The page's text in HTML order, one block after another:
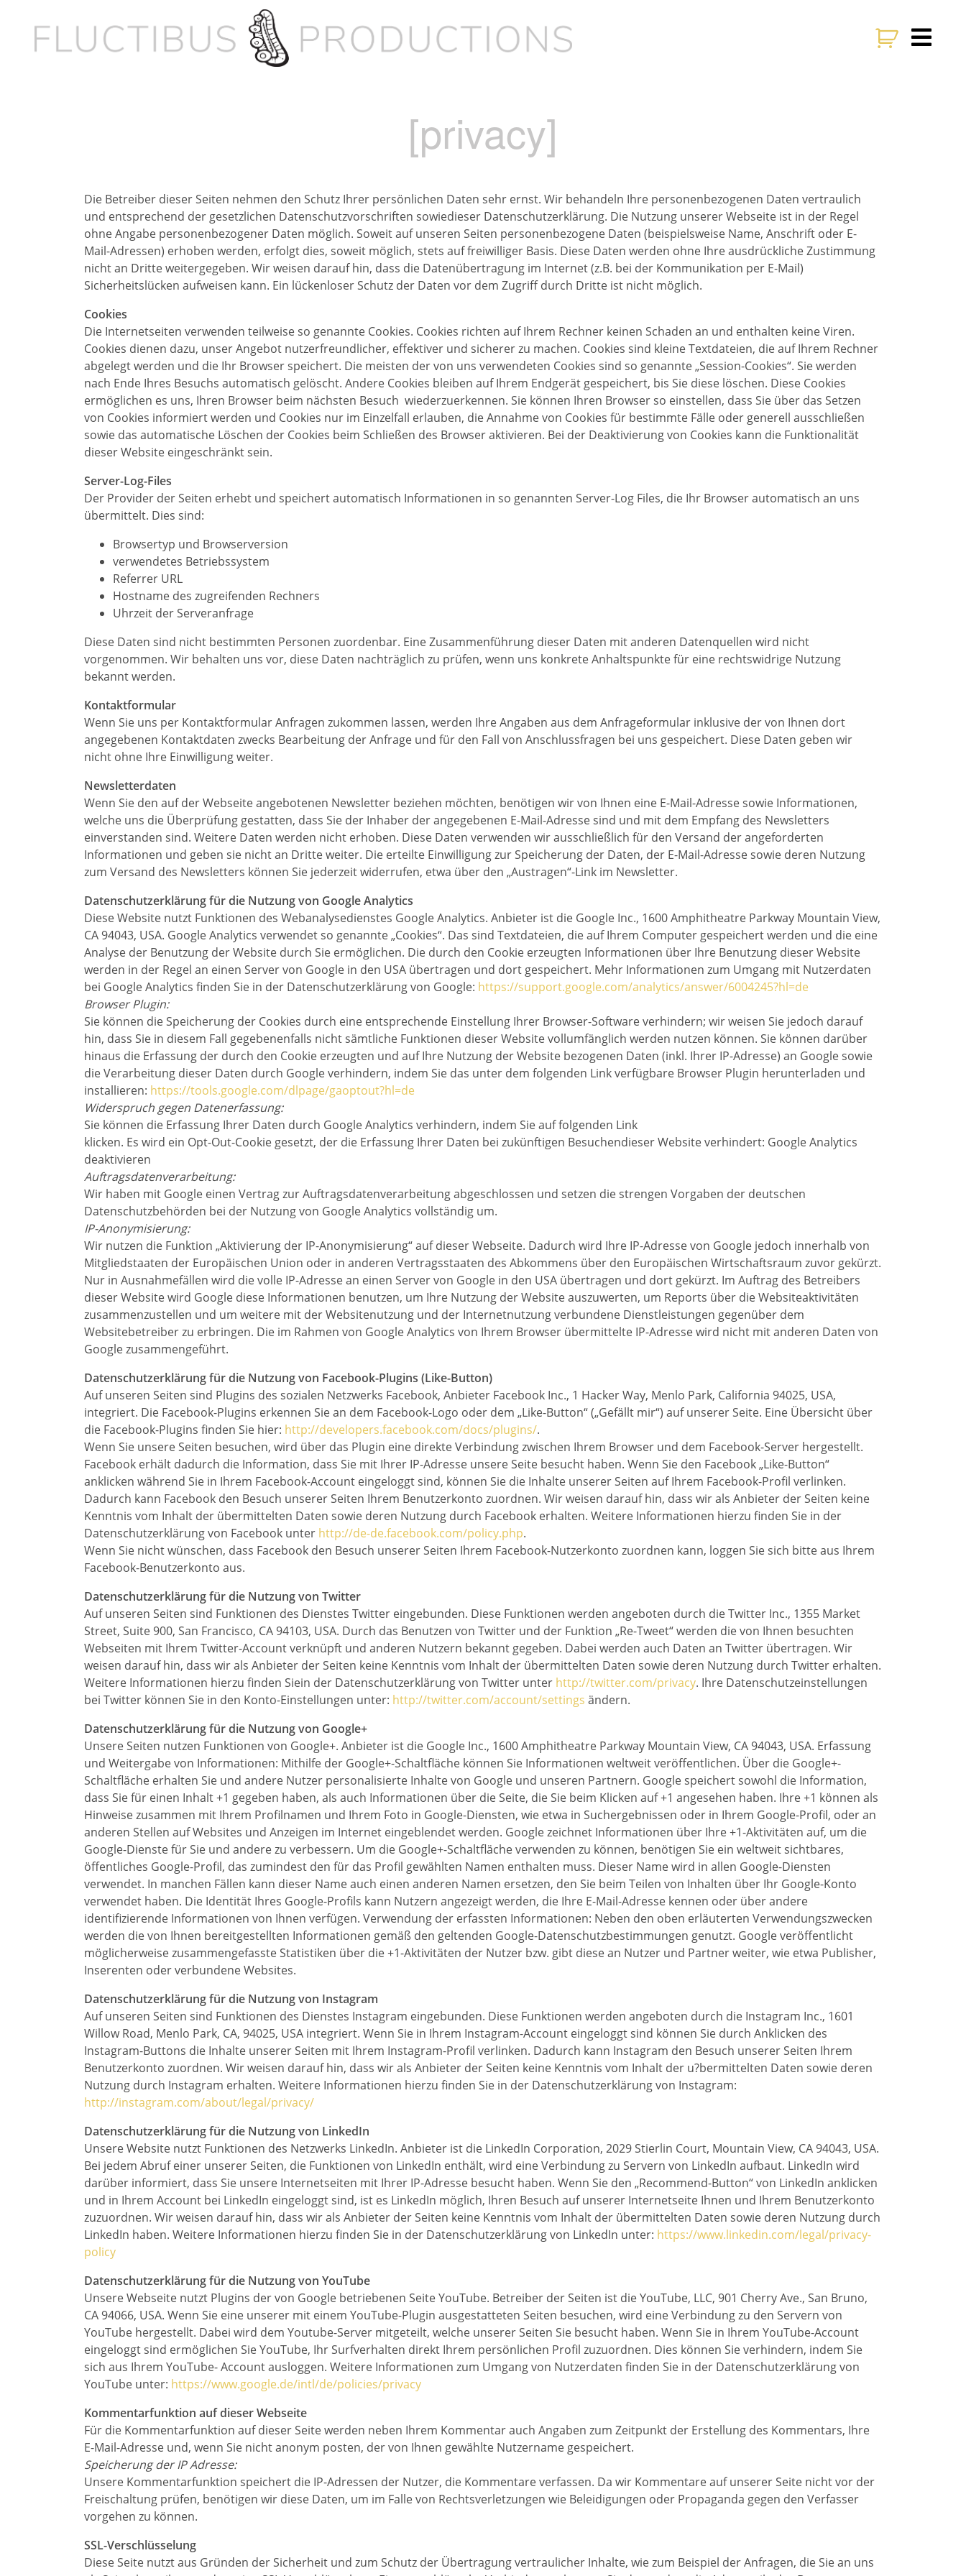
[privacy]
Die Betreiber dieser Seiten nehmen den Schutz Ihrer persönlichen Daten sehr ernst. Wir behandeln Ihre personenbezogenen Daten vertraulich
und entsprechend der gesetzlichen Datenschutzvorschriften sowiedieser Datenschutzerklärung. Die Nutzung unserer Webseite ist in der Regel
ohne Angabe personenbezogener Daten möglich. Soweit auf unseren Seiten personenbezogene Daten (beispielsweise Name, Anschrift oder E-
Mail-Adressen) erhoben werden, erfolgt dies, soweit möglich, stets auf freiwilliger Basis. Diese Daten werden ohne Ihre ausdrückliche Zustimmung
nicht an Dritte weitergegeben. Wir weisen darauf hin, dass die Datenübertragung im Internet (z.B. bei der Kommunikation per E-Mail)
Sicherheitslücken aufweisen kann. Ein lückenloser Schutz der Daten vor dem Zugriff durch Dritte ist nicht möglich.
Cookies
Die Internetseiten verwenden teilweise so genannte Cookies. Cookies richten auf Ihrem Rechner keinen Schaden an und enthalten keine Viren.
Cookies dienen dazu, unser Angebot nutzerfreundlicher, effektiver und sicherer zu machen. Cookies sind kleine Textdateien, die auf Ihrem Rechner
abgelegt werden und die Ihr Browser speichert. Die meisten der von uns verwendeten Cookies sind so genannte „Session-Cookies“. Sie werden
nach Ende Ihres Besuchs automatisch gelöscht. Andere Cookies bleiben auf Ihrem Endgerät gespeichert, bis Sie diese löschen. Diese Cookies
ermöglichen es uns, Ihren Browser beim nächsten Besuch wiederzuerkennen. Sie können Ihren Browser so einstellen, dass Sie über das Setzen
von Cookies informiert werden und Cookies nur im Einzelfall erlauben, die Annahme von Cookies für bestimmte Fälle oder generell ausschließen
sowie das automatische Löschen der Cookies beim Schließen des Browser aktivieren. Bei der Deaktivierung von Cookies kann die Funktionalität
dieser Website eingeschränkt sein.
Server-Log-Files
Der Provider der Seiten erhebt und speichert automatisch Informationen in so genannten Server-Log Files, die Ihr Browser automatisch an uns
übermittelt. Dies sind:
Browsertyp und Browserversion
verwendetes Betriebssystem
Referrer URL
Hostname des zugreifenden Rechners
Uhrzeit der Serveranfrage
Diese Daten sind nicht bestimmten Personen zuordenbar. Eine Zusammenführung dieser Daten mit anderen Datenquellen wird nicht
vorgenommen. Wir behalten uns vor, diese Daten nachträglich zu prüfen, wenn uns konkrete Anhaltspunkte für eine rechtswidrige Nutzung
bekannt werden.
Kontaktformular
Wenn Sie uns per Kontaktformular Anfragen zukommen lassen, werden Ihre Angaben aus dem Anfrageformular inklusive der von Ihnen dort
angegebenen Kontaktdaten zwecks Bearbeitung der Anfrage und für den Fall von Anschlussfragen bei uns gespeichert. Diese Daten geben wir
nicht ohne Ihre Einwilligung weiter.
Newsletterdaten
Wenn Sie den auf der Webseite angebotenen Newsletter beziehen möchten, benötigen wir von Ihnen eine E-Mail-Adresse sowie Informationen,
welche uns die Überprüfung gestatten, dass Sie der Inhaber der angegebenen E-Mail-Adresse sind und mit dem Empfang des Newsletters
einverstanden sind. Weitere Daten werden nicht erhoben. Diese Daten verwenden wir ausschließlich für den Versand der angeforderten
Informationen und geben sie nicht an Dritte weiter. Die erteilte Einwilligung zur Speicherung der Daten, der E-Mail-Adresse sowie deren Nutzung
zum Versand des Newsletters können Sie jederzeit widerrufen, etwa über den „Austragen“-Link im Newsletter.
Datenschutzerklärung für die Nutzung von Google Analytics
Diese Website nutzt Funktionen des Webanalysedienstes Google Analytics. Anbieter ist die Google Inc., 1600 Amphitheatre Parkway Mountain View,
CA 94043, USA. Google Analytics verwendet so genannte „Cookies“. Das sind Textdateien, die auf Ihrem Computer gespeichert werden und die eine
Analyse der Benutzung der Website durch Sie ermöglichen. Die durch den Cookie erzeugten Informationen über Ihre Benutzung dieser Website
werden in der Regel an einen Server von Google in den USA übertragen und dort gespeichert. Mehr Informationen zum Umgang mit Nutzerdaten
bei Google Analytics finden Sie in der Datenschutzerklärung von Google: https://support.google.com/analytics/answer/6004245?hl=de
Browser Plugin:
Sie können die Speicherung der Cookies durch eine entsprechende Einstellung Ihrer Browser-Software verhindern; wir weisen Sie jedoch darauf
hin, dass Sie in diesem Fall gegebenenfalls nicht sämtliche Funktionen dieser Website vollumfänglich werden nutzen können. Sie können darüber
hinaus die Erfassung der durch den Cookie erzeugten und auf Ihre Nutzung der Website bezogenen Daten (inkl. Ihrer IP-Adresse) an Google sowie
die Verarbeitung dieser Daten durch Google verhindern, indem Sie das unter dem folgenden Link verfügbare Browser Plugin herunterladen und
installieren: https://tools.google.com/dlpage/gaoptout?hl=de
Widerspruch gegen Datenerfassung:
Sie können die Erfassung Ihrer Daten durch Google Analytics verhindern, indem Sie auf folgenden Link
klicken. Es wird ein Opt-Out-Cookie gesetzt, der die Erfassung Ihrer Daten bei zukünftigen Besuchendieser Website verhindert: Google Analytics
deaktivieren
Auftragsdatenverarbeitung:
Wir haben mit Google einen Vertrag zur Auftragsdatenverarbeitung abgeschlossen und setzen die strengen Vorgaben der deutschen
Datenschutzbehörden bei der Nutzung von Google Analytics vollständig um.
IP-Anonymisierung:
Wir nutzen die Funktion „Aktivierung der IP-Anonymisierung“ auf dieser Webseite. Dadurch wird Ihre IP-Adresse von Google jedoch innerhalb von
Mitgliedstaaten der Europäischen Union oder in anderen Vertragsstaaten des Abkommens über den Europäischen Wirtschaftsraum zuvor gekürzt.
Nur in Ausnahmefällen wird die volle IP-Adresse an einen Server von Google in den USA übertragen und dort gekürzt. Im Auftrag des Betreibers
dieser Website wird Google diese Informationen benutzen, um Ihre Nutzung der Website auszuwerten, um Reports über die Websiteaktivitäten
zusammenzustellen und um weitere mit der Websitenutzung und der Internetnutzung verbundene Dienstleistungen gegenüber dem
Websitebetreiber zu erbringen. Die im Rahmen von Google Analytics von Ihrem Browser übermittelte IP-Adresse wird nicht mit anderen Daten von
Google zusammengeführt.
Datenschutzerklärung für die Nutzung von Facebook-Plugins (Like-Button)
Auf unseren Seiten sind Plugins des sozialen Netzwerks Facebook, Anbieter Facebook Inc., 1 Hacker Way, Menlo Park, California 94025, USA,
integriert. Die Facebook-Plugins erkennen Sie an dem Facebook-Logo oder dem „Like-Button“ („Gefällt mir“) auf unserer Seite. Eine Übersicht über
die Facebook-Plugins finden Sie hier: http://developers.facebook.com/docs/plugins/.
Wenn Sie unsere Seiten besuchen, wird über das Plugin eine direkte Verbindung zwischen Ihrem Browser und dem Facebook-Server hergestellt.
Facebook erhält dadurch die Information, dass Sie mit Ihrer IP-Adresse unsere Seite besucht haben. Wenn Sie den Facebook „Like-Button“
anklicken während Sie in Ihrem Facebook-Account eingeloggt sind, können Sie die Inhalte unserer Seiten auf Ihrem Facebook-Profil verlinken.
Dadurch kann Facebook den Besuch unserer Seiten Ihrem Benutzerkonto zuordnen. Wir weisen darauf hin, dass wir als Anbieter der Seiten keine
Kenntnis vom Inhalt der übermittelten Daten sowie deren Nutzung durch Facebook erhalten. Weitere Informationen hierzu finden Sie in der
Datenschutzerklärung von Facebook unter http://de-de.facebook.com/policy.php.
Wenn Sie nicht wünschen, dass Facebook den Besuch unserer Seiten Ihrem Facebook-Nutzerkonto zuordnen kann, loggen Sie sich bitte aus Ihrem
Facebook-Benutzerkonto aus.
Datenschutzerklärung für die Nutzung von Twitter
Auf unseren Seiten sind Funktionen des Dienstes Twitter eingebunden. Diese Funktionen werden angeboten durch die Twitter Inc., 1355 Market
Street, Suite 900, San Francisco, CA 94103, USA. Durch das Benutzen von Twitter und der Funktion „Re-Tweet“ werden die von Ihnen besuchten
Webseiten mit Ihrem Twitter-Account verknüpft und anderen Nutzern bekannt gegeben. Dabei werden auch Daten an Twitter übertragen. Wir
weisen darauf hin, dass wir als Anbieter der Seiten keine Kenntnis vom Inhalt der übermittelten Daten sowie deren Nutzung durch Twitter erhalten.
Weitere Informationen hierzu finden Siein der Datenschutzerklärung von Twitter unter http://twitter.com/privacy. Ihre Datenschutzeinstellungen
bei Twitter können Sie in den Konto-Einstellungen unter: http://twitter.com/account/settings ändern.
Datenschutzerklärung für die Nutzung von Google+
Unsere Seiten nutzen Funktionen von Google+. Anbieter ist die Google Inc., 1600 Amphitheatre Parkway Mountain View, CA 94043, USA. Erfassung
und Weitergabe von Informationen: Mithilfe der Google+-Schaltfläche können Sie Informationen weltweit veröffentlichen. Über die Google+-
Schaltfläche erhalten Sie und andere Nutzer personalisierte Inhalte von Google und unseren Partnern. Google speichert sowohl die Information,
dass Sie für einen Inhalt +1 gegeben haben, als auch Informationen über die Seite, die Sie beim Klicken auf +1 angesehen haben. Ihre +1 können als
Hinweise zusammen mit Ihrem Profilnamen und Ihrem Foto in Google-Diensten, wie etwa in Suchergebnissen oder in Ihrem Google-Profil, oder an
anderen Stellen auf Websites und Anzeigen im Internet eingeblendet werden. Google zeichnet Informationen über Ihre +1-Aktivitäten auf, um die
Google-Dienste für Sie und andere zu verbessern. Um die Google+-Schaltfläche verwenden zu können, benötigen Sie ein weltweit sichtbares,
öffentliches Google-Profil, das zumindest den für das Profil gewählten Namen enthalten muss. Dieser Name wird in allen Google-Diensten
verwendet. In manchen Fällen kann dieser Name auch einen anderen Namen ersetzen, den Sie beim Teilen von Inhalten über Ihr Google-Konto
verwendet haben. Die Identität Ihres Google-Profils kann Nutzern angezeigt werden, die Ihre E-Mail-Adresse kennen oder über andere
identifizierende Informationen von Ihnen verfügen. Verwendung der erfassten Informationen: Neben den oben erläuterten Verwendungszwecken
werden die von Ihnen bereitgestellten Informationen gemäß den geltenden Google-Datenschutzbestimmungen genutzt. Google veröffentlicht
möglicherweise zusammengefasste Statistiken über die +1-Aktivitäten der Nutzer bzw. gibt diese an Nutzer und Partner weiter, wie etwa Publisher,
Inserenten oder verbundene Websites.
Datenschutzerklärung für die Nutzung von Instagram
Auf unseren Seiten sind Funktionen des Dienstes Instagram eingebunden. Diese Funktionen werden angeboten durch die Instagram Inc., 1601
Willow Road, Menlo Park, CA, 94025, USA integriert. Wenn Sie in Ihrem Instagram-Account eingeloggt sind können Sie durch Anklicken des
Instagram-Buttons die Inhalte unserer Seiten mit Ihrem Instagram-Profil verlinken. Dadurch kann Instagram den Besuch unserer Seiten Ihrem
Benutzerkonto zuordnen. Wir weisen darauf hin, dass wir als Anbieter der Seiten keine Kenntnis vom Inhalt der u?bermittelten Daten sowie deren
Nutzung durch Instagram erhalten. Weitere Informationen hierzu finden Sie in der Datenschutzerklärung von Instagram:
http://instagram.com/about/legal/privacy/
Datenschutzerklärung für die Nutzung von LinkedIn
Unsere Website nutzt Funktionen des Netzwerks LinkedIn. Anbieter ist die LinkedIn Corporation, 2029 Stierlin Court, Mountain View, CA 94043, USA.
Bei jedem Abruf einer unserer Seiten, die Funktionen von LinkedIn enthält, wird eine Verbindung zu Servern von LinkedIn aufbaut. LinkedIn wird
darüber informiert, dass Sie unsere Internetseiten mit Ihrer IP-Adresse besucht haben. Wenn Sie den „Recommend-Button“ von LinkedIn anklicken
und in Ihrem Account bei LinkedIn eingeloggt sind, ist es LinkedIn möglich, Ihren Besuch auf unserer Internetseite Ihnen und Ihrem Benutzerkonto
zuzuordnen. Wir weisen darauf hin, dass wir als Anbieter der Seiten keine Kenntnis vom Inhalt der übermittelten Daten sowie deren Nutzung durch
LinkedIn haben. Weitere Informationen hierzu finden Sie in der Datenschutzerklärung von LinkedIn unter: https://www.linkedin.com/legal/privacy-
policy
Datenschutzerklärung für die Nutzung von YouTube
Unsere Webseite nutzt Plugins der von Google betriebenen Seite YouTube. Betreiber der Seiten ist die YouTube, LLC, 901 Cherry Ave., San Bruno,
CA 94066, USA. Wenn Sie eine unserer mit einem YouTube-Plugin ausgestatteten Seiten besuchen, wird eine Verbindung zu den Servern von
YouTube hergestellt. Dabei wird dem Youtube-Server mitgeteilt, welche unserer Seiten Sie besucht haben. Wenn Sie in Ihrem YouTube-Account
eingeloggt sind ermöglichen Sie YouTube, Ihr Surfverhalten direkt Ihrem persönlichen Profil zuzuordnen. Dies können Sie verhindern, indem Sie
sich aus Ihrem YouTube- Account ausloggen. Weitere Informationen zum Umgang von Nutzerdaten finden Sie in der Datenschutzerklärung von
YouTube unter: https://www.google.de/intl/de/policies/privacy
Kommentarfunktion auf dieser Webseite
Für die Kommentarfunktion auf dieser Seite werden neben Ihrem Kommentar auch Angaben zum Zeitpunkt der Erstellung des Kommentars, Ihre
E-Mail-Adresse und, wenn Sie nicht anonym posten, der von Ihnen gewählte Nutzername gespeichert.
Speicherung der IP Adresse:
Unsere Kommentarfunktion speichert die IP-Adressen der Nutzer, die Kommentare verfassen. Da wir Kommentare auf unserer Seite nicht vor der
Freischaltung prüfen, benötigen wir diese Daten, um im Falle von Rechtsverletzungen wie Beleidigungen oder Propaganda gegen den Verfasser
vorgehen zu können.
SSL-Verschlüsselung
Diese Seite nutzt aus Gründen der Sicherheit und zum Schutz der Übertragung vertraulicher Inhalte, wie zum Beispiel der Anfragen, die Sie an uns